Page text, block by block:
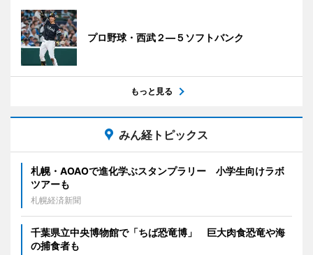
プロ野球・西武２―５ソフトバンク
もっと見る
みん経トピックス
札幌・AOAOで進化学ぶスタンプラリー 小学生向けラボ
ツアーも
札幌経済新聞
千葉県立中央博物館で「ちば恐竜博」 巨大肉食恐竜や海
の捕食者も